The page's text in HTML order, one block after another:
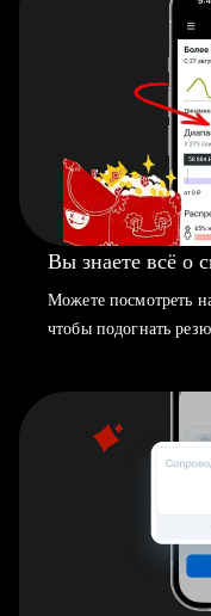
Вы знаете всё о
Можете посмотреть
чтобы подогнать